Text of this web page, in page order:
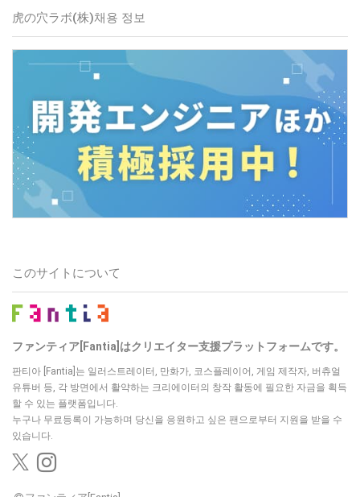
虎の穴ラボ(株)채용 정보
このサイトについて
ファンティア[Fantia]はクリエイター支援プラットフォームです。
판티아 [Fantia]는 일러스트레이터, 만화가, 코스플레이어, 게임 제작자, 버츄얼
유튜버 등, 각 방면에서 활약하는 크리에이터의 창작 활동에 필요한 자금을 획득
할 수 있는 플랫폼입니다.
누구나 무료등록이 가능하며 당신을 응원하고 싶은 팬으로부터 지원을 받을 수
있습니다.